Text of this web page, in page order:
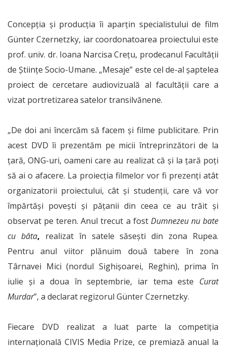
Concepția și producția îi aparțin specialistului de film
Günter Czernetzky, iar coordonatoarea proiectului este
prof. univ. dr. Ioana Narcisa Crețu, prodecanul Facultății
de Științe Socio-Umane. „Mesaje” este cel de-al șaptelea
proiect de cercetare audiovizuală al facultății care a
vizat portretizarea satelor transilvănene.
„De doi ani încercăm să facem şi filme publicitare. Prin
acest DVD îi prezentăm pe micii întreprinzători de la
ţară, ONG-uri, oameni care au realizat că şi la ţară poţi
să ai o afacere. La proiecția filmelorvor fi prezenți atât
organizatorii proiectului, cât și studenții, care vă vor
împărtăși povești și pățanii din ceea ce au trăit și
observat pe teren. Anul trecut a fost Dumnezeu nu bate
cu bâta, realizat în satele săseşti din zona Rupea.
Pentru anul viitor plănuim două tabere în zona
Târnavei Mici (nordul Sighişoarei, Reghin), prima în
iulie şi a doua în septembrie, iar tema este Curat
Murdar”, a declarat regizorul Günter Czernetzky.
Fiecare DVD realizat a luat parte la competiția
internațională CIVIS Media Prize, ce premiază anual la